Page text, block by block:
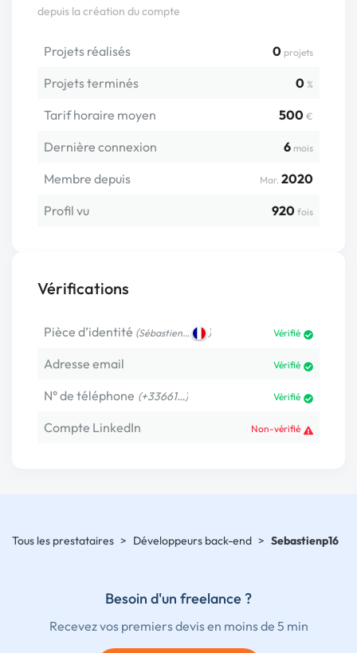
depuis la création du compte
Projets réalisés 0 projets
Projets terminés 0 %
Tarif horaire moyen 500 €
Dernière connexion 6 mois
Membre depuis Mar. 2020
Profil vu
920 fois
Vérifications
Pièce d’identité (Sébastien… ) Vérifié
Adresse email Vérifié
N° de téléphone (+33661…) Vérifié
Compte LinkedIn Non-vérifié
Tous les prestataires > Développeurs back-end > Sebastienp16
Besoin d'un freelance ?
Recevez vos premiers devis en moins de 5 min